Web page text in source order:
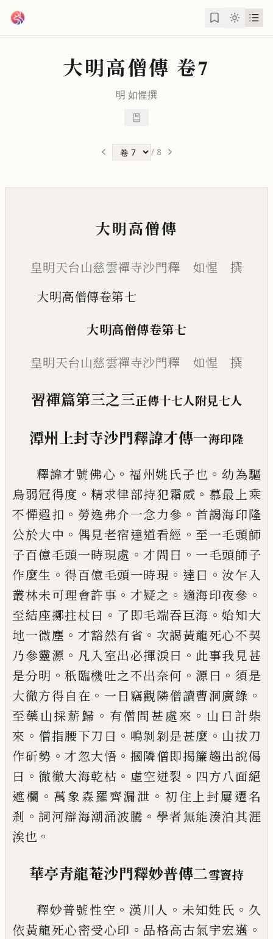
大明高僧傳 卷7
明 如惺撰
/ 8
大明高僧傳
皇明天台山慈雲禪寺沙門釋 如惺 撰
大明高僧傳卷第七
大明高僧傳卷第七
皇明天台山慈雲禪寺沙門釋 如惺 撰
習禪篇第三之三正傳十七人附見七人
潭州上封寺沙門釋諱才傳一海印隆
釋諱才號佛心 。福州姚氏子也 。 幼為驅
烏弱冠得度 。精求律部持犯霜威 。 慕最上乘
不憚遐扣 。 勞逸弗介一念力參 。 首謁海印隆
公於大中 。 偶見老宿達道看經 。 至一毛頭師
子百億毛頭一時現處 。才問曰 。 一毛頭師子
作麼生 。 得百億毛頭一時現 。 達曰 。 汝乍 入
叢林未可理會許事 。 才疑之 。 適海印夜參 。
至結座擲拄杖曰 。 了即毛端吞巨海 。始知大
地一微塵 。 才豁然有省 。 次謁黃龍死心不契
乃參靈源 。 凡入室出必揮淚曰 。 此事我見甚
是分明 。秖臨機吐之不出奈何 。 源曰 。 須是
大徹方得自在 。 一日竊觀隣僧讀曹洞廣錄 。
至藥山採薪歸 。 有僧問甚處來 。 山曰計柴
來 。 僧指腰下刀曰 。 鳴剝剝是甚麼 。 山拔刀
作斫勢 。才忽大悟 。 摑隣僧即揭簾趨出說偈
曰 。 徹徹大海乾枯 。 虛空迸裂 。 四方八面絕
遮欄 。 萬象森羅齊漏泄 。 初住上封屢遷名
剎 。詞河辯海潮涌波騰 。 學者無能湊泊其涯
涘也 。
華亭青龍菴沙門釋妙普傳二雪竇持
釋妙普號性空 。 漢川人 。 未知姓氏 。 久
依黃龍死心密受心印 。 品格高古氣宇宏邁 。